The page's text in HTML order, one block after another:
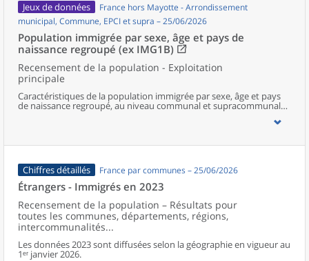
Jeux de données
France hors Mayotte - Arrondissement
municipal, Commune, EPCI et supra – 25/06/2026
Population immigrée par sexe, âge et pays de
naissance regroupé (ex IMG1B)
Recensement de la population - Exploitation
principale
Caractéristiques de la population immigrée par sexe, âge et pays
de naissance regroupé, au niveau communal et supracommunal
pour la France hors Mayotte (territoires de 50 000 habitants ou
Chiffres détaillés France par communes – 25/06/2026
Étrangers - Immigrés en 2023
Recensement de la population – Résultats pour
toutes les communes, départements, régions,
intercommunalités...
Les données 2023 sont diffusées selon la géographie en vigueur au
1ᵉʳ janvier 2026.